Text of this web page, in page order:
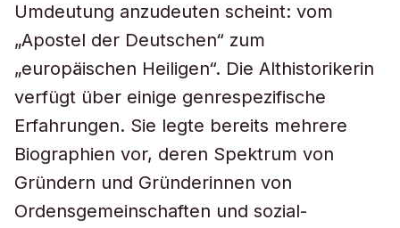
Umdeutung anzudeuten scheint: vom
„Apostel der Deutschen“ zum
„europäischen Heiligen“. Die Althistorikerin
verfügt über einige genrespezifische
Erfahrungen. Sie legte bereits mehrere
Biographien vor, deren Spektrum von
Gründern und Gründerinnen von
Ordensgemeinschaften und sozial-